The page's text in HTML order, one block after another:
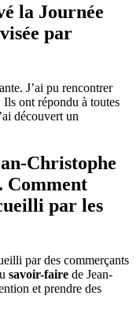
la Journée
par
J’ai pu rencontrer
ont répondu à toutes
découvert un
Christophe
Comment
par les
par des commerçants
savoir-faire de Jean-
et prendre des